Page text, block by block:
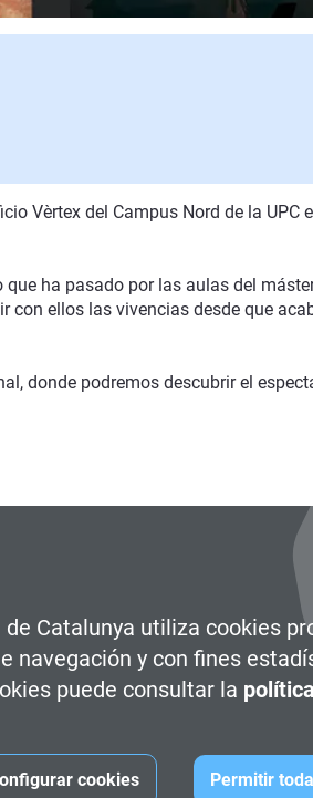
Catalunya utiliza cookies
navegación y con fines
puede consultar la
cookies Permitir
Vèrtex del Campus Nord de la UPC
ha pasado por las aulas del
ellos las vivencias desde que
donde podremos descubrir el
del máster en Advanced
. A cargo deFerran Adzarà
Después de jugar a juegos como
Entertainment, Barcelona).
le marcó a la hora de adquirir
en Starbreeze Entertainment trata